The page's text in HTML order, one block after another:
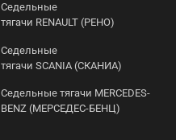
Седельные
тягачи RENAULT (РЕНО)
Седельные
тягачи SCANIA (СКАНИА)
Седельные тягачи MERCEDES-
BENZ (МЕРСЕДЕС-БЕНЦ)